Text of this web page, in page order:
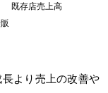
既存店売上高
より売上の改善や